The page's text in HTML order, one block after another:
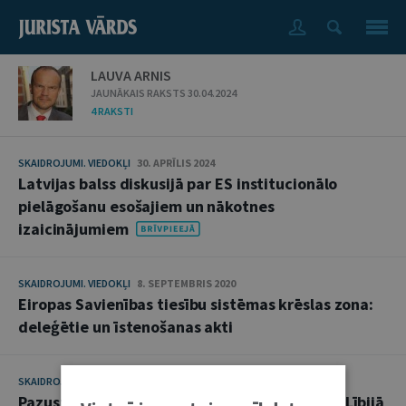
LAUVA ARNIS
JAUNĀKAIS RAKSTS 30.04.2024
4 RAKSTI
SKAIDROJUMI. VIEDOKĻI 30. APRĪLIS 2024
Latvijas balss diskusijā par ES institucionālo
pielāgošanu esošajiem un nākotnes
izaicinājumiem
SKAIDROJUMI. VIEDOKĻI 8. SEPTEMBRIS 2020
Eiropas Savienības tiesību sistēmas krēslas zona:
deleģētie un īstenošanas akti
SKAIDROJUMI. VIEDOKĻI